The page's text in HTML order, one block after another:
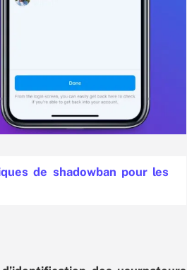
de shadowban pour les